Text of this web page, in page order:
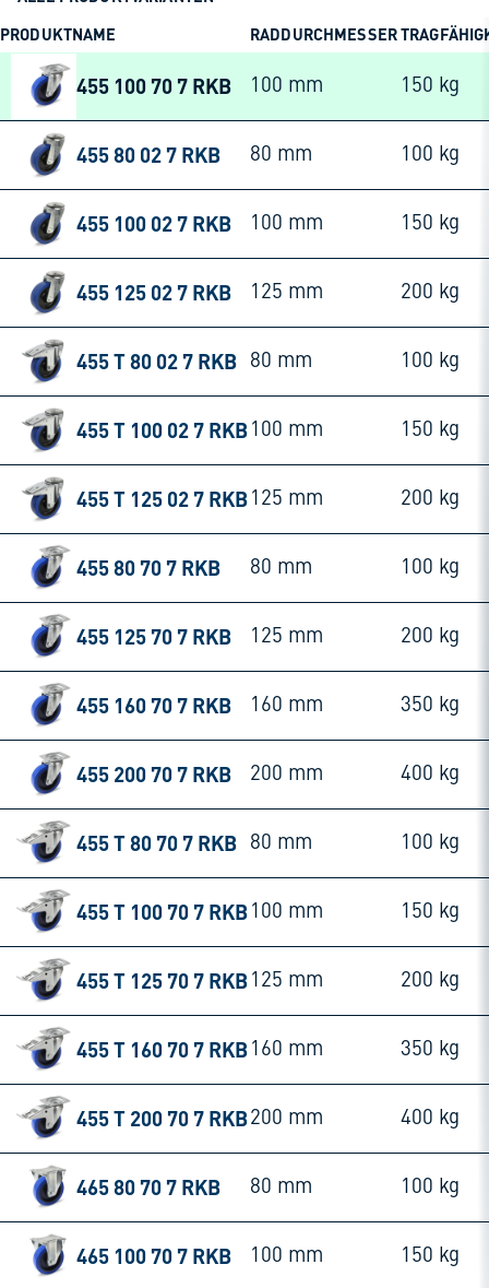
PRODUKTNAME
RADDURCHMESSER
455 100 70 7 RKB 100 mm 150 kg
455 80 02 7 RKB 80 mm 100 kg
455 100 02 7 RKB 100 mm 150 kg
455 125 02 7 RKB 125 mm 200 kg
455 T 80 02 7 RKB 80 mm 100 kg
455 T 100 02 7 RKB 100 mm 150 kg
455 T 125 02 7 RKB 125 mm 200 kg
455 80 70 7 RKB 80 mm 100 kg
455 125 70 7 RKB 125 mm 200 kg
455 160 70 7 RKB 160 mm 350 kg
455 200 70 7 RKB 200 mm 400 kg
455 T 80 70 7 RKB 80 mm 100 kg
455 T 100 70 7 RKB 100 mm 150 kg
455 T 125 70 7 RKB 125 mm 200 kg
455 T 160 70 7 RKB 160 mm 350 kg
455 T 200 70 7 RKB200 mm 400 kg
465 80 70 7 RKB 80 mm 100 kg
465 100 70 7 RKB 100 mm 150 kg